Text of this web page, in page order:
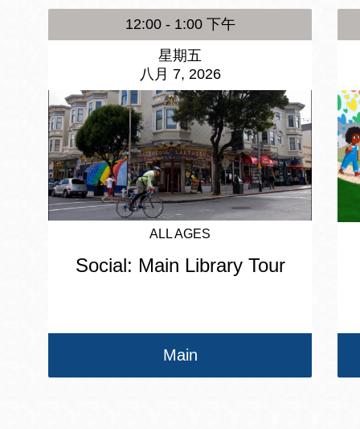
12:00 - 1:00 下午
星期五
八月 7, 2026
ALL AGES
Social: Main Library Tour
Main